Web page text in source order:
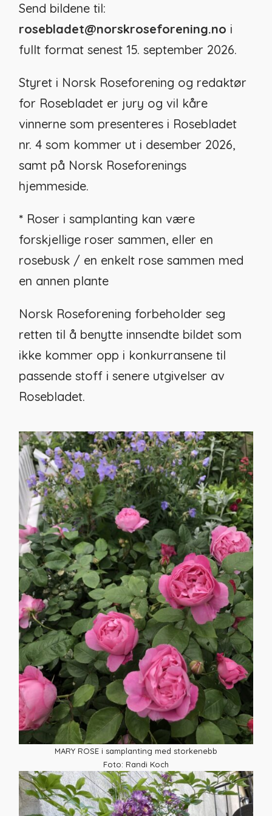
Send bildene til:
rosebladet@norskroseforening.no i
fullt format senest 15. september 2026.
Styret i Norsk Roseforening og redaktør
for Rosebladet er jury og vil kåre
vinnerne som presenteres i Rosebladet
nr. 4 som kommer ut i desember 2026,
samt på Norsk Roseforenings
hjemmeside.
* Roser i samplanting kan være
forskjellige roser sammen, eller en
rosebusk / en enkelt rose sammen med
en annen plante
Norsk Roseforening forbeholder seg
retten til å benytte innsendte bildet som
ikke kommer opp i konkurransene til
passende stoff i senere utgivelser av
Rosebladet.
MARY ROSE i samplanting med storkenebb
Foto: Randi Koch